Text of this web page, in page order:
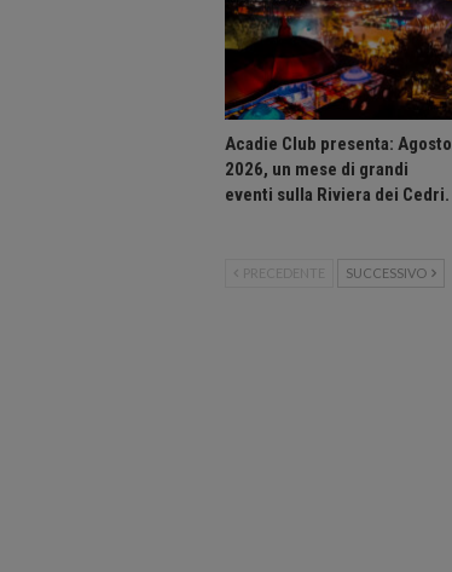
Acadie Club presenta: Agosto
2026, un mese di grandi
eventi sulla Riviera dei Cedri.
PRECEDENTE SUCCESSIVO